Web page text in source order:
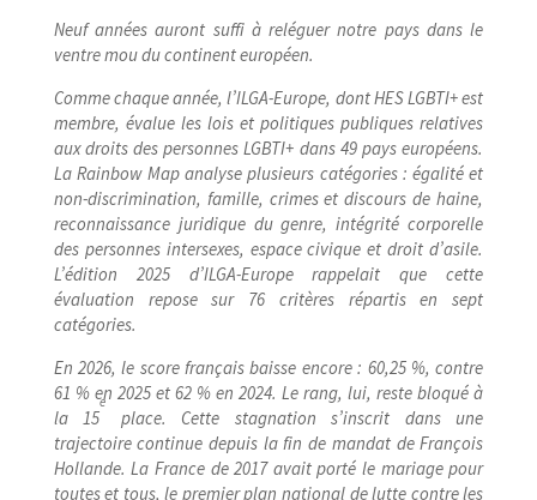
Neuf années auront suffi à reléguer notre pays dans le
ventre mou du continent européen.
Comme chaque année, l’ILGA-Europe, dont HES LGBTI+ est
membre, évalue les lois et politiques publiques relatives
aux droits des personnes LGBTI+ dans 49 pays européens.
La Rainbow Map analyse plusieurs catégories : égalité et
non-​discrimination, famille, crimes et discours de haine,
reconnaissance juridique du genre, intégrité corporelle
des personnes intersexes, espace civique et droit d’asile.
L’édition 2025 d’ILGA-Europe rappelait que cette
évaluation repose sur 76 critères répartis en sept
catégories.
En 2026, le score français baisse encore : 60,25 %, contre
61 % en 2025 et 62 % en 2024. Le rang, lui, reste bloqué à
la 15
e
place. Cette stagnation s’inscrit dans une
trajectoire continue depuis la fin de mandat de François
Hollande. La France de 2017 avait porté le mariage pour
toutes et tous, le premier plan national de lutte contre les